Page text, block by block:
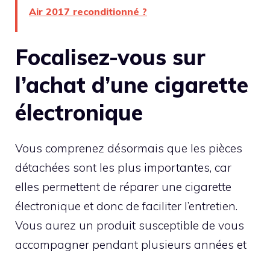
Air 2017 reconditionné ?
Focalisez-vous sur
l’achat d’une cigarette
électronique
Vous comprenez désormais que les pièces
détachées sont les plus importantes, car
elles permettent de réparer une cigarette
électronique et donc de faciliter l’entretien.
Vous aurez un produit susceptible de vous
accompagner pendant plusieurs années et